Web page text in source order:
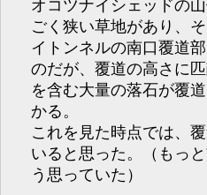
オコツナイシェッドの
ごく狭い草地があり、
イトンネルの南口覆道
のだが、覆道の高さに
を含む大量の落石が覆
かる。
これを見た時点では、
いると思った。（もっ
う思っていた）